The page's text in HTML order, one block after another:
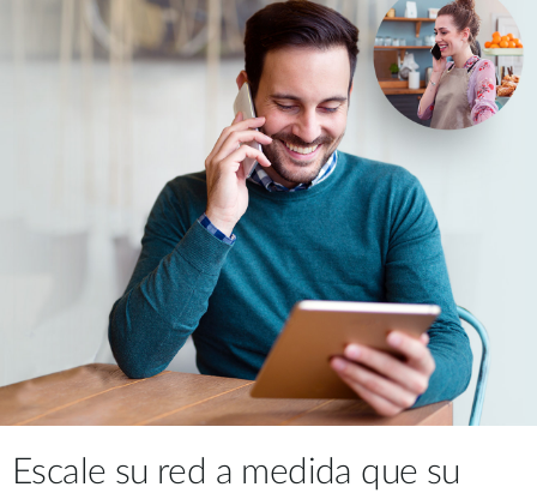
Escale su red a medida que su